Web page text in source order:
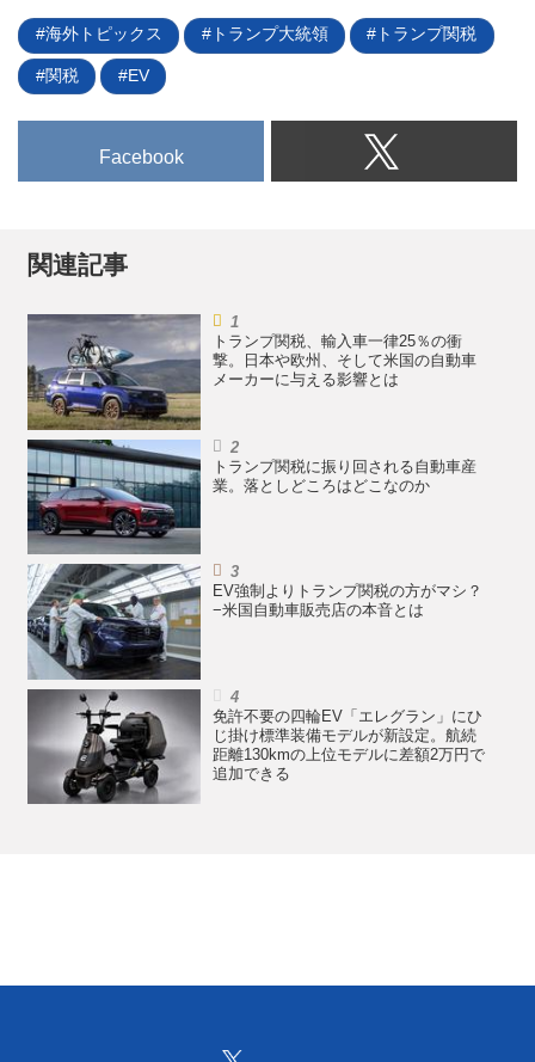
海外トピックス トランプ大統領 トランプ関税
関税 EV
Facebook
関連記事
トランプ関税、輸入車一律25％の衝
撃。日本や欧州、そして米国の自動車
メーカーに与える影響とは
トランプ関税に振り回される自動車産
業。落としどころはどこなのか
EV強制よりトランプ関税の方がマシ？
−米国自動車販売店の本音とは
免許不要の四輪EV「エレグラン」にひ
じ掛け標準装備モデルが新設定。航続
距離130kmの上位モデルに差額2万円で
追加できる